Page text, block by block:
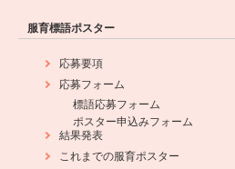
服育標語ポスター
応募要項
応募フォーム
標語応募フォーム
ポスター申込みフォーム
結果発表
これまでの服育ポスター